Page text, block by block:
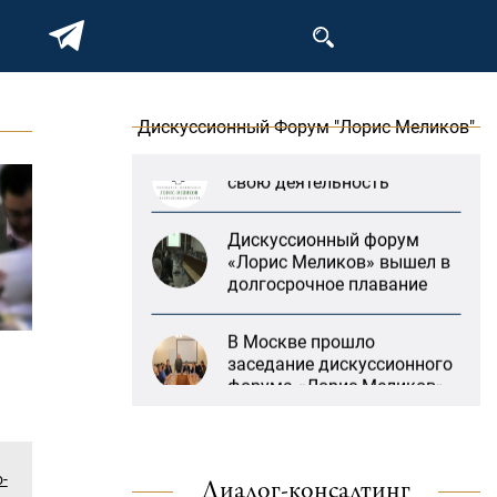
Дискуссионный Форум "Лорис Меликов"
на тему: «ООН и
предотвращение
геноцидов»
«Лорис Меликов» начинает
Дискуссионный форум
«Лорис Меликов» вышел в
долгосрочное плавание
В Москве прошло
заседание дискуссионного
форума «Лорис Меликов»
на тему: «ООН и
«Лорис Меликов» начинает
продолжит свою